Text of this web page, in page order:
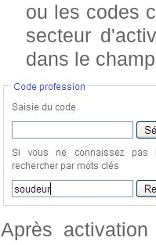
ou les codes
secteur
dans le
Après